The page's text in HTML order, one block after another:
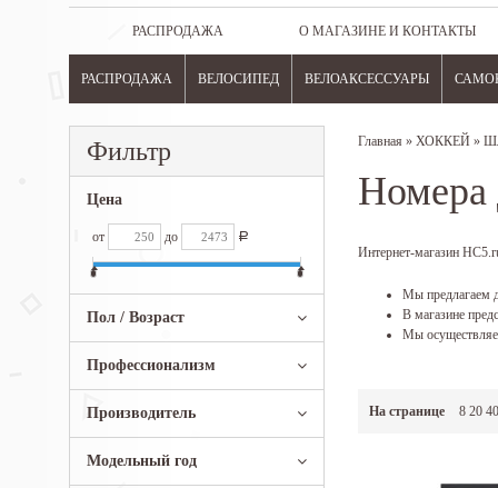
РАСПРОДАЖА О МАГАЗИНЕ И КОНТАКТЫ
РАСПРОДАЖА ВЕЛОСИПЕД ВЕЛОАКСЕССУАРЫ
Фильтр
Цена
от до Р
Пол / Возраст
Профессионализм
Производитель
Модельный год
Главная » ХОККЕЙ »
Номера
Интернет-магазин
Мы предлагаем
В магазине
Мы
На странице 8 20 40